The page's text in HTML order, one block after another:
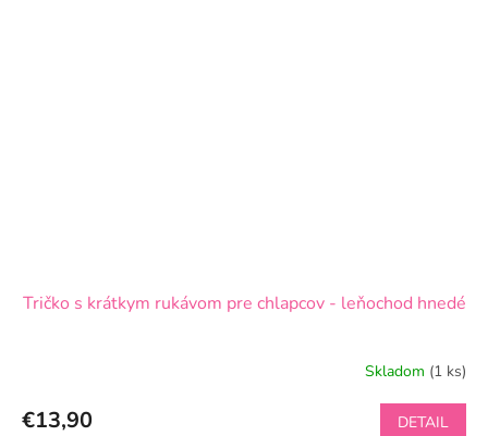
Tričko s krátkym rukávom pre chlapcov - leňochod hnedé
Skladom (1 ks)
€13,90 DETAIL